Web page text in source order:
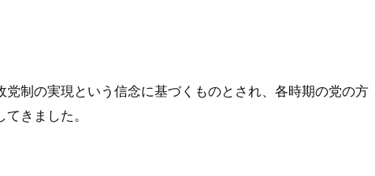
党制の実現という信念に基づくものとされ、各時期の党の方
きました。